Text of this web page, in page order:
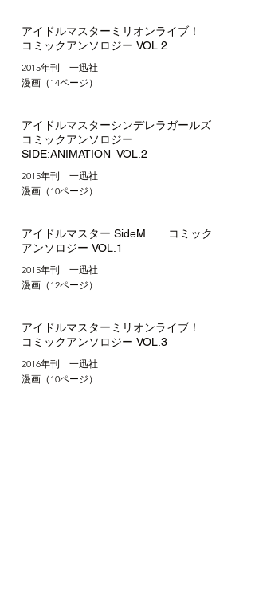
アイドルマスターミリオンライブ！
コミックアンソロジー VOL.2
2015年刊 一迅社
​漫画（14ページ）
アイドルマスターシンデレラガールズ
コミックアンソロジー
SIDE:ANIMATION VOL.2
2015年刊 一迅社
​漫画（10ページ）
​アイドルマスター SideM コミック
アンソロジー VOL.1
2015年刊 一迅社
​漫画（12ページ）
アイドルマスターミリオンライブ！
コミックアンソロジー VOL.3
2016年刊 一迅社
​漫画（10ページ）